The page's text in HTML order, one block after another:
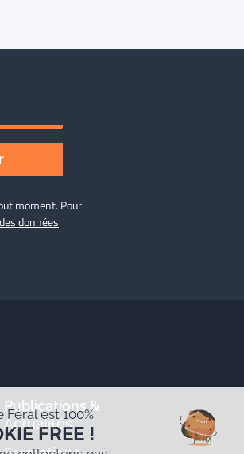
moment. Pour
données
Publications &
Actualités
100%
!